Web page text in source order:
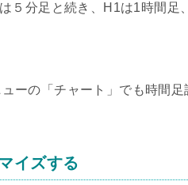
５分足と続き、H1は1時間足
ーの「チャート」でも時間足
イズする